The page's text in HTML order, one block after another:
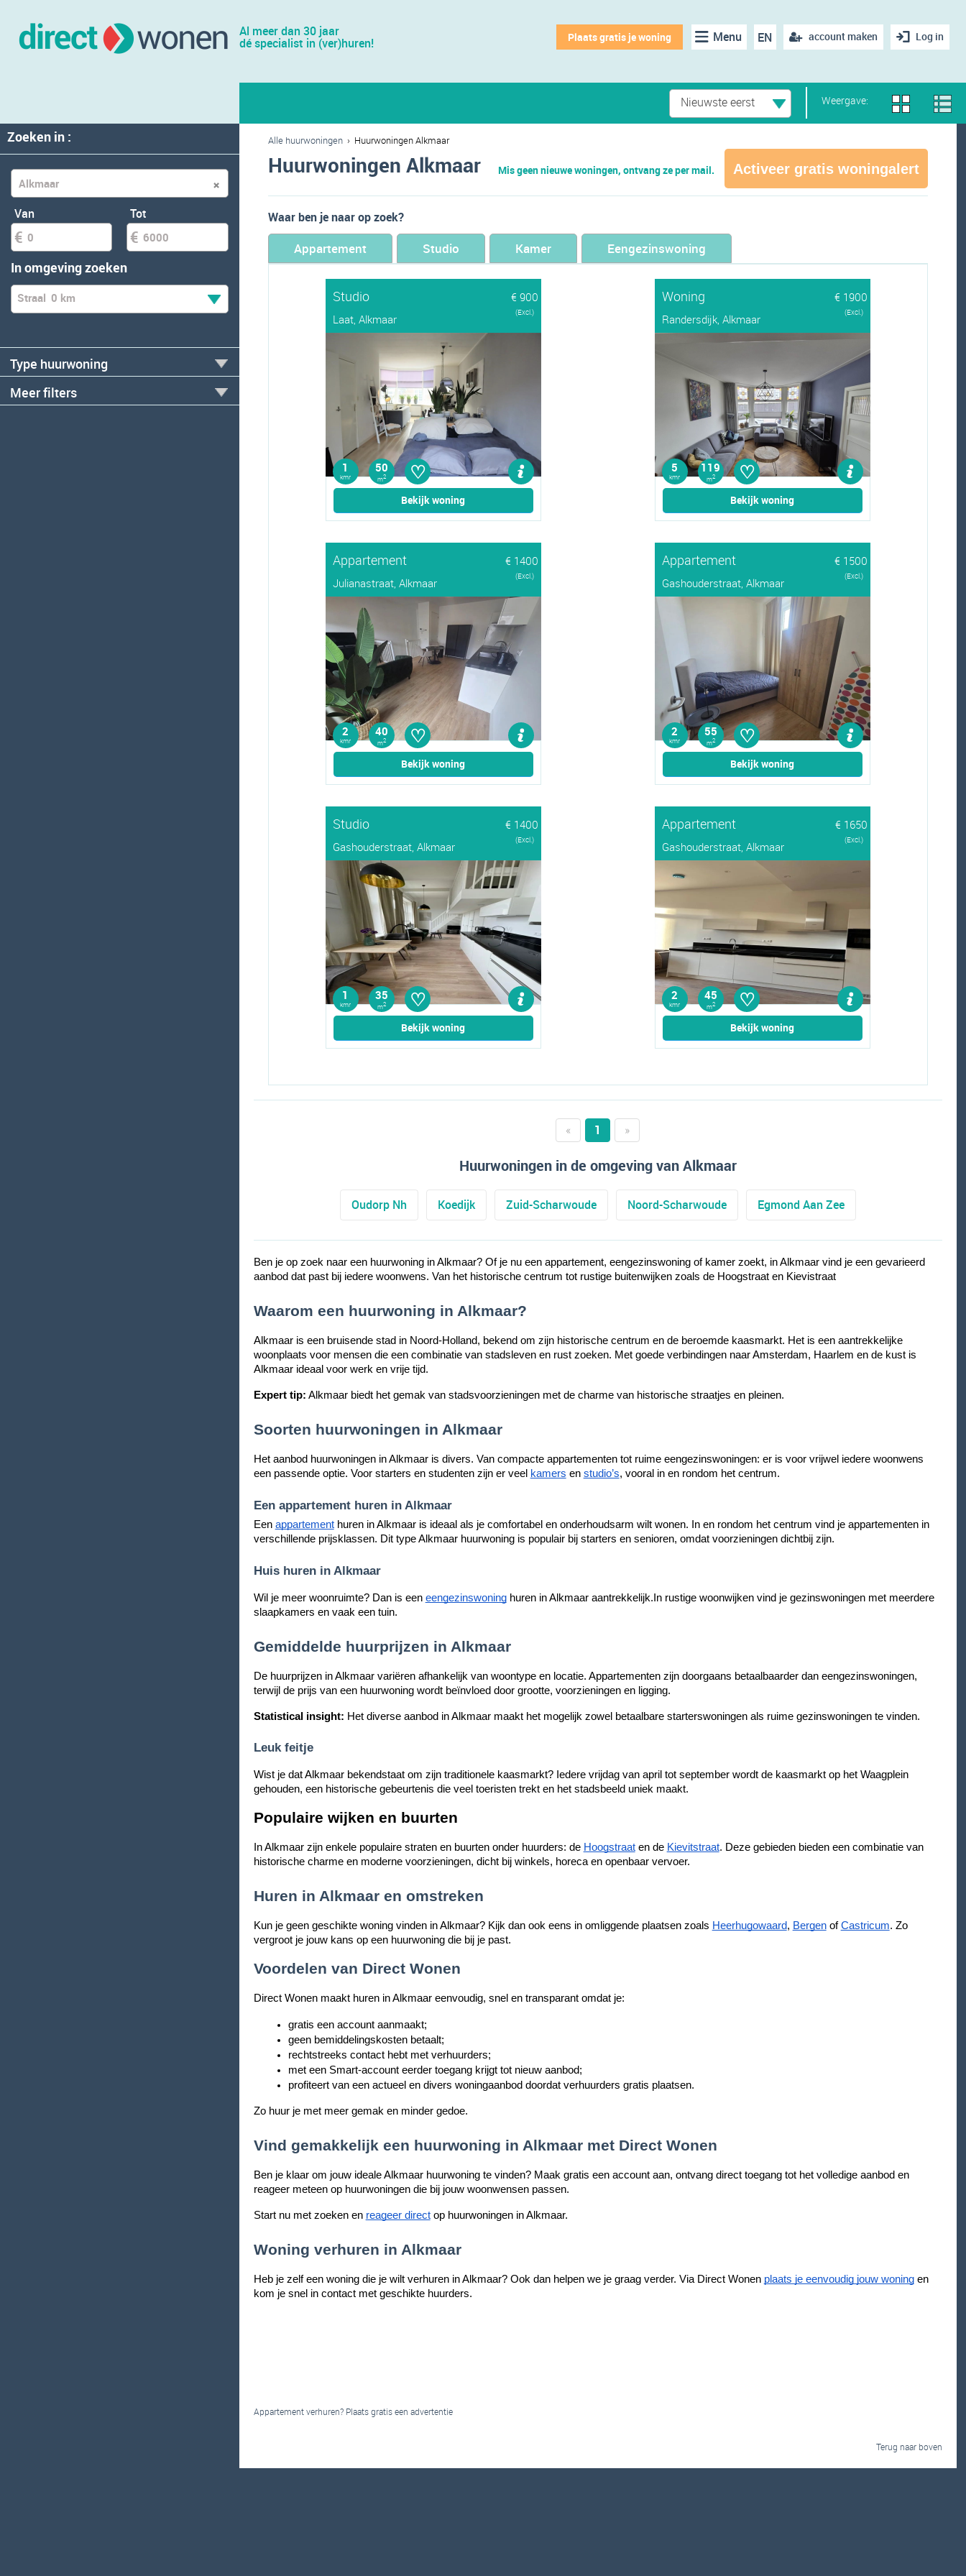
Al meer dan 30 jaar
dé specialist in (ver)huren! Log in
account maken
EN
Menu
Plaats gratis je woning
Weergave:
Nieuwste eerst
Zoeken in :
Van Tot
In omgeving zoeken
Straal 0 km
Type huurwoning
Meer filters
Alle huurwoningen › Huurwoningen Alkmaar
Huurwoningen Alkmaar Mis geen nieuwe woningen, ontvang ze per mail. Activeer gratis woningalert
Waar ben je naar op zoek?
Appartement Studio Kamer Eengezinswoning
Studio
€ 900
Laat, Alkmaar
(Excl.)
1
kmr
50
m2 ♡
Bekijk woning
Woning
€ 1900
Randersdijk, Alkmaar
(Excl.)
5
kmr
119
m2 ♡
Bekijk woning
Appartement
€ 1400
Julianastraat, Alkmaar
(Excl.)
2
kmr
40
m2 ♡
Bekijk woning
Appartement
€ 1500
Gashouderstraat, Alkmaar
(Excl.)
2
kmr
55
m2 ♡
Bekijk woning
Studio
€ 1400
Gashouderstraat, Alkmaar
(Excl.)
1
kmr
35
m2 ♡
Bekijk woning
Appartement
€ 1650
Gashouderstraat, Alkmaar
(Excl.)
2
kmr
45
m2 ♡
Bekijk woning
« 1 »
Huurwoningen in de omgeving van Alkmaar
Oudorp Nh Koedijk Zuid-Scharwoude Noord-Scharwoude Egmond Aan Zee
Ben je op zoek naar een huurwoning in Alkmaar? Of je nu een appartement, eengezinswoning of kamer zoekt, in Alkmaar vind je een gevarieerd
aanbod dat past bij iedere woonwens. Van het historische centrum tot rustige buitenwijken zoals de Hoogstraat en Kievistraat
Waarom een huurwoning in Alkmaar?
Alkmaar is een bruisende stad in Noord-Holland, bekend om zijn historische centrum en de beroemde kaasmarkt. Het is een aantrekkelijke
woonplaats voor mensen die een combinatie van stadsleven en rust zoeken. Met goede verbindingen naar Amsterdam, Haarlem en de kust is
Alkmaar ideaal voor werk en vrije tijd.
Expert tip: Alkmaar biedt het gemak van stadsvoorzieningen met de charme van historische straatjes en pleinen.
Soorten huurwoningen in Alkmaar
Het aanbod huurwoningen in Alkmaar is divers. Van compacte appartementen tot ruime eengezinswoningen: er is voor vrijwel iedere woonwens
een passende optie. Voor starters en studenten zijn er veel kamers en studio’s, vooral in en rondom het centrum.
Een appartement huren in Alkmaar
Een appartementhuren in Alkmaar is ideaal als je comfortabel en onderhoudsarm wilt wonen. In en rondom het centrum vind je appartementen in
verschillende prijsklassen. Dit type Alkmaar huurwoning is populair bij starters en senioren, omdat voorzieningen dichtbij zijn.
Huis huren in Alkmaar
Wil je meer woonruimte? Dan is een eengezinswoninghuren in Alkmaar aantrekkelijk.In rustige woonwijken vind je gezinswoningen met meerdere
slaapkamers en vaak een tuin.
Gemiddelde huurprijzen in Alkmaar
De huurprijzen in Alkmaar variëren afhankelijk van woontype en locatie. Appartementen zijn doorgaans betaalbaarder dan eengezinswoningen,
terwijl de prijs van een huurwoning wordt beïnvloed door grootte, voorzieningen en ligging.
Statistical insight: Het diverse aanbod in Alkmaar maakt het mogelijk zowel betaalbare starterswoningen als ruime gezinswoningen te vinden.
Leuk feitje
Wist je dat Alkmaar bekendstaat om zijn traditionele kaasmarkt? Iedere vrijdag van april tot september wordt de kaasmarkt op het Waagplein
gehouden, een historische gebeurtenis die veel toeristen trekt en het stadsbeeld uniek maakt.
Populaire wijken en buurten
In Alkmaar zijn enkele populaire straten en buurten onder huurders: de Hoogstraaten de Kievitstraat. Deze gebieden bieden een combinatie van
historische charme en moderne voorzieningen, dicht bij winkels, horeca en openbaar vervoer.
Huren in Alkmaar en omstreken
Kun je geen geschikte woning vinden in Alkmaar? Kijk dan ook eens in omliggende plaatsen zoals Heerhugowaard, BergenofCastricum. Zo
vergroot je jouw kans op een huurwoning die bij je past.
Voordelen van Direct Wonen
Direct Wonen maakt huren in Alkmaar eenvoudig, snel en transparant omdat je:
gratis een account aanmaakt;
geen bemiddelingskosten betaalt;
rechtstreeks contact hebt met verhuurders;
met een Smart-account eerder toegang krijgt tot nieuw aanbod;
profiteert van een actueel en divers woningaanbod doordat verhuurders gratis plaatsen.
Zo huur je met meer gemak en minder gedoe.
Vind gemakkelijk een huurwoning in Alkmaar met Direct Wonen
Ben je klaar om jouw ideale Alkmaar huurwoning te vinden? Maak gratis een account aan, ontvang direct toegang tot het volledige aanbod en
reageer meteen op huurwoningen die bij jouw woonwensen passen.
Start nu met zoeken en reageer directop huurwoningen in Alkmaar.
Woning verhuren in Alkmaar
Heb je zelf een woning die je wilt verhuren in Alkmaar? Ook dan helpen we je graag verder. Via Direct Wonen plaats je eenvoudig jouw woningen
kom je snel in contact met geschikte huurders.
Appartement verhuren? Plaats gratis een advertentie
Terug naar boven